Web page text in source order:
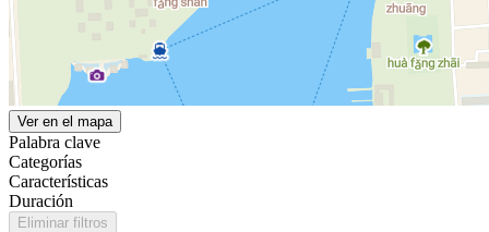
Ver en el mapa
Palabra clave
Categorías
Características
Duración
Eliminar filtros